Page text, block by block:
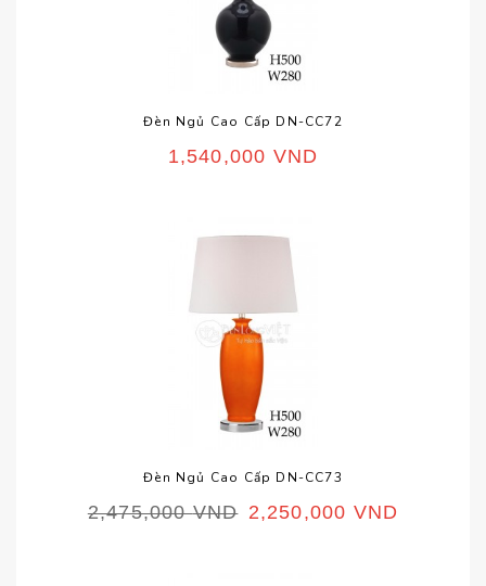
Đèn Ngủ Cao Cấp DN-CC72
1,540,000 VND
Đèn Ngủ Cao Cấp DN-CC73
2,475,000VND 2,250,000 VND